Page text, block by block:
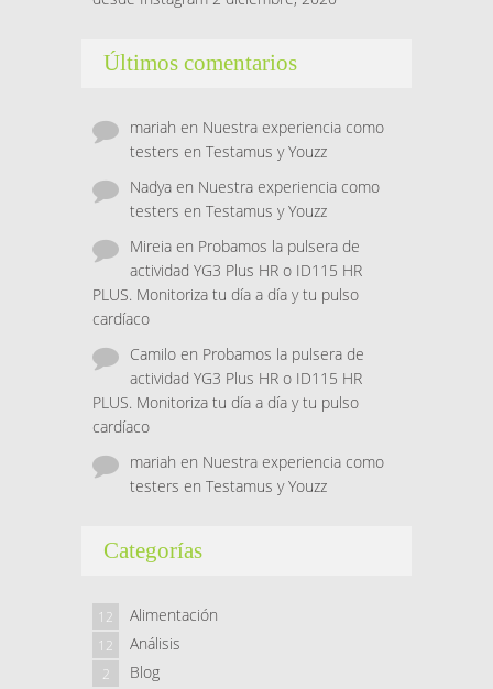
Últimos comentarios
mariah en Nuestra experiencia como
testers en Testamus y Youzz
Nadya en Nuestra experiencia como
testers en Testamus y Youzz
Mireia en Probamos la pulsera de
actividad YG3 Plus HR o ID115 HR
PLUS. Monitoriza tu día a día y tu pulso
cardíaco
Camilo en Probamos la pulsera de
actividad YG3 Plus HR o ID115 HR
PLUS. Monitoriza tu día a día y tu pulso
cardíaco
mariah en Nuestra experiencia como
testers en Testamus y Youzz
Categorías
Alimentación
12
Análisis
12
Blog
2